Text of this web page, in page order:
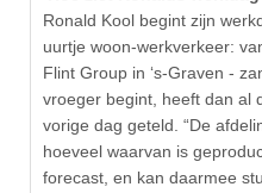
Ronald Kool begint zijn
uurtje woon-werkverkeer:
Flint Group in ‘s-Graven -
vroeger begint, heeft dan al
vorige dag geteld. “De
hoeveel waarvan is
forecast, en kan daarmee